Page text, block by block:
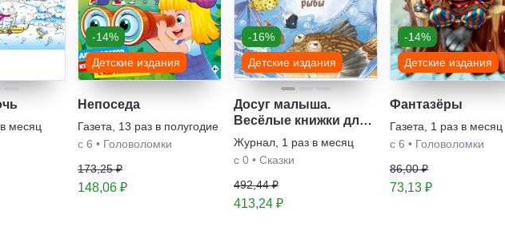
месяц
-14%
Детские издания
Непоседа
Газета
13 раз в полугодие
с 6 • Головоломки
173,25 ₽
148,06 ₽
-16%
Детские издания
Досуг малыша.
Весёлые книжки для
малыша и малышки.
Серия книг
Журнал 1 раз в месяц
с 0 • Сказки
492,44 ₽
413,24 ₽
-14%
Детские издания
Фантазёры
Газета
1 раз в месяц
с 6 • Головоломки
86,00 ₽
73,13 ₽